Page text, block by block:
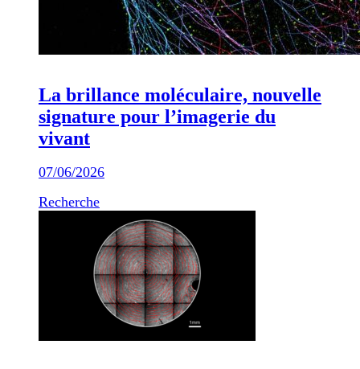
La brillance moléculaire, nouvelle
signature pour l’imagerie du
vivant
07/06/2026
Recherche